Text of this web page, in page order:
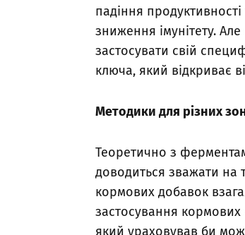
падіння
зниження імунітету.
застосувати свій
ключа, який відкриває
Методики для різних
Теоретично з
доводиться зважати на
кормових добавок
застосування кормових
який ураховував би